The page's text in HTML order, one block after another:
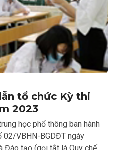
tổ chức Kỳ thi
2023
học phổ thông ban hành
02/VBHN-BGDĐT ngày
Đào tạo (gọi tắt là Quy chế